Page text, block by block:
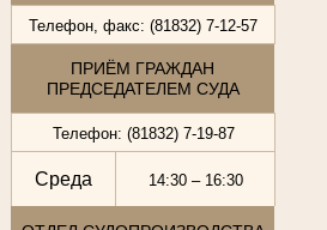
Телефон, факс: (81832) 7-12-57
ПРИЁМ ГРАЖДАН
ПРЕДСЕДАТЕЛЕМ СУДА
Телефон: (81832) 7-19-87
Среда 14:30 – 16:30